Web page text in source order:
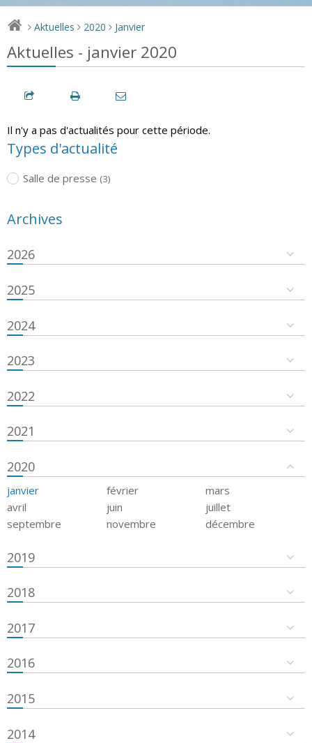
> Aktuelles > 2020 > Janvier
Aktuelles - janvier 2020
Il n'y a pas d'actualités pour cette période.
Types d'actualité
Salle de presse (3)
Archives
2026
2025
2024
2023
2022
2021
2020
janvier février
mars
avril
juin
juillet
septembre
novembre décembre
2019
2018
2017
2016
2015
2014